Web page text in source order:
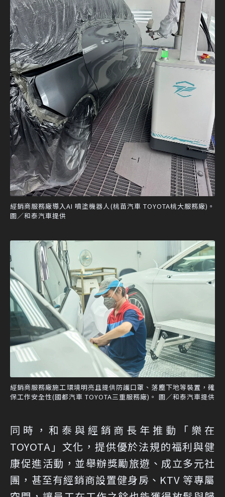
經銷商服務廠導入AI 噴塗機器人(桃苗汽車 TOYOTA桃大服務廠)。
圖／和泰汽車提供
經銷商服務廠施工環境明亮且提供防護口罩、落塵下地等裝置，確
保工作安全性(國都汽車 TOYOTA三重服務廠)。 圖／和泰汽車提供
同時，和泰與經銷商長年推動「樂在
TOYOTA」文化，提供優於法規的福利與健
康促進活動，並舉辦獎勵旅遊、成立多元社
團，甚至有經銷商設置健身房、KTV 等專屬